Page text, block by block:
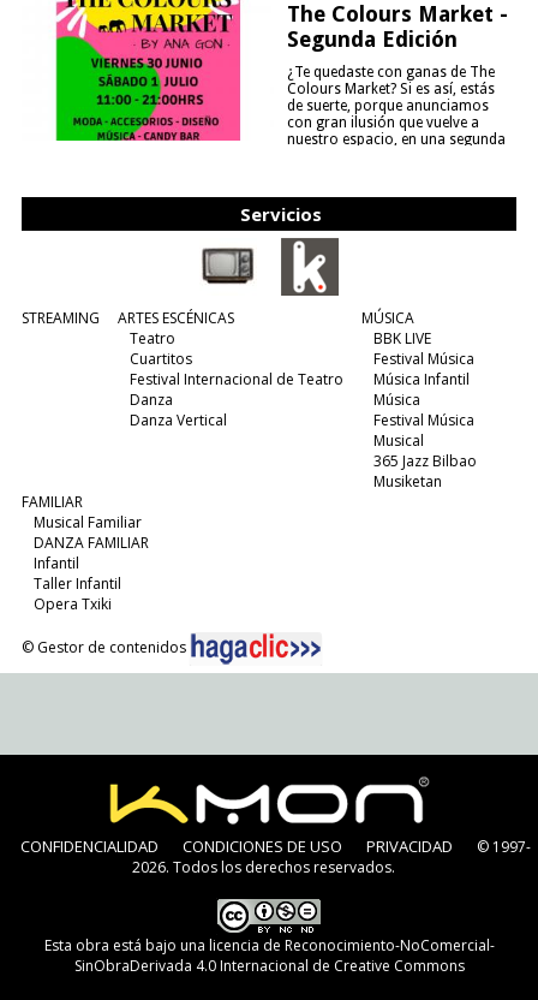
The Colours Market -
Segunda Edición
¿Te quedaste con ganas de The
Colours Market? Si es así, estás
de suerte, porque anunciamos
con gran ilusión que vuelve a
nuestro espacio, en una segunda
Servicios
STREAMING
ARTES ESCÉNICAS
Teatro
Cuartitos
Festival Internacional de Teatro
Danza
Danza Vertical
MÚSICA
BBK LIVE
Festival Música
Música Infantil
Música
Festival Música
Musical
365 Jazz Bilbao
Musiketan
FAMILIAR
Musical Familiar
DANZA FAMILIAR
Infantil
Taller Infantil
Opera Txiki
© Gestor de contenidos
CONFIDENCIALIDAD CONDICIONES DE USO PRIVACIDAD
© 1997-
2026. Todos los derechos reservados.
Esta obra está bajo una licencia de Reconocimiento-NoComercial-
SinObraDerivada 4.0 Internacional de Creative Commons